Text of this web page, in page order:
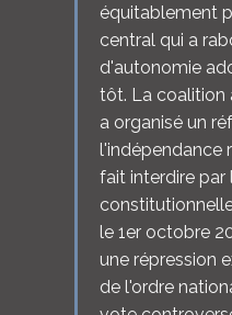
équitablement
central qui a
d'autonomie
tôt. La coalition
a organisé un
l'indépendance
fait interdire par
le 1er octobre
une répression
de l'ordre